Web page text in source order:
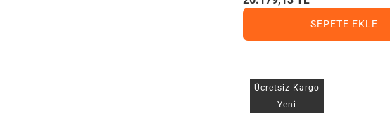
SEPETE EKLE
Ücretsiz Kargo
Yeni